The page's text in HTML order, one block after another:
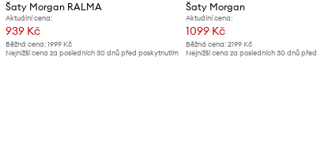
Šaty Morgan RALMA
Aktuální cena:
939 Kč
Běžná cena: 1999 Kč
Nejnižší cena za posledních 30 dnů před poskytnutím
Šaty Morgan
Aktuální cena:
1099 Kč
Běžná cena: 2199 Kč
Nejnižší cena za posledních 30 dnů